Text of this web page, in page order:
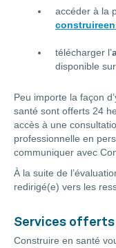
accéder à la
télécharger l’
disponible sur
Peu importe la façon
santé sont offerts 24
accès à une
professionnelle en
communiquer avec
À la suite de
redirigé(e) vers les
Services offerts
Construire en santé